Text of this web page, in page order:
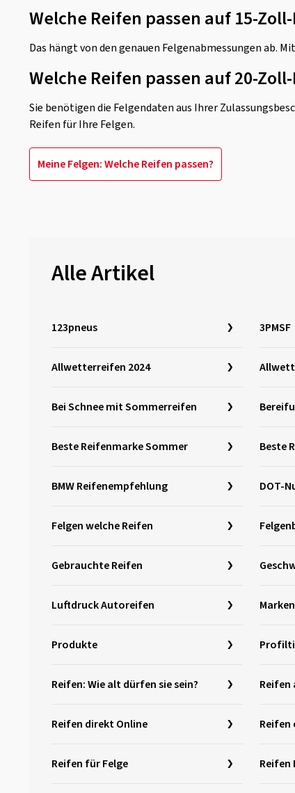
Welche Reifen passen auf 15-
Das hängt von den genauen Felgenabmessungen ab.
Welche Reifen passen auf 20-
Sie benötigen die Felgendaten aus Ihrer
Reifen für Ihre Felgen.
Meine Felgen: Welche Reifen passen?
Alle Artikel
123pneus 3PMSF
Allwetterreifen 2024
Bei Schnee mit Sommerreifen
Beste Reifenmarke Sommer Beste
BMW Reifenempfehlung DOT-
Felgen welche Reifen
Gebrauchte Reifen
Luftdruck Autoreifen
Produkte
Reifen: Wie alt dürfen sie sein? Reifen
Reifen direkt Online Reifen
Reifen für Felge